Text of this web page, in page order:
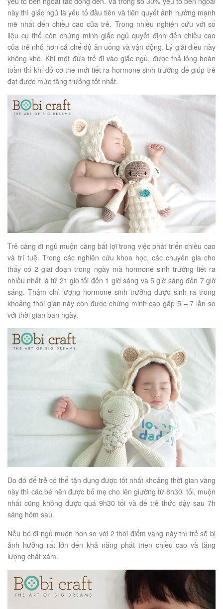
này thì giấc ngủ là yếu tố đầu tiên và tiên quyết ảnh hưởng mạnh
mẽ nhất đến chiều cao của trẻ. Trong nhiều nghiên cứu với số
liệu cụ thể còn chứng minh giấc ngủ quyết định đến chiều cao
của trẻ nhỏ hơn cả chế độ ăn uống và vận động. Lý giải điều này
không khó. Khi một đứa trẻ đi vào giấc ngủ, được thả lỏng hoàn
toàn thì khi đó cơ thể mới tiết ra hormone sinh trưởng để giúp trẻ
đạt được mức tăng trưởng tốt nhất.
Trẻ càng đi ngủ muộn càng bất lợi trong việc phát triển chiều cao
và trí tuệ. Trong các nghiên cứu khoa học, các chuyên gia cho
thấy có 2 giai đoạn trong ngày mà hormone sinh trưởng tiết ra
nhiều nhất là từ 21 giờ tối đến 1 giờ sáng và 5 giờ sáng đến 7 giờ
sáng. Thậm chí lượng hormone sinh trưởng được sinh ra trong
khoảng thời gian này còn được chứng minh cao gấp 5 – 7 lần so
với thời gian ban ngày.
Do đó để trẻ có thể tận dụng được tốt nhất khoảng thời gian vàng
này thì các bé nên được bố mẹ cho lên giường từ 8h30’ tối, muộn
nhất cũng không được quá 9h30 tối và để trẻ thức dậy sau 7h
sáng hôm sau.
Nếu bé đi ngủ muộn hơn so với 2 thời điểm vàng này thì trẻ sẽ bị
ảnh hưởng rất lớn đến khả năng phát triển chiều cao và tăng
lượng chất xám.